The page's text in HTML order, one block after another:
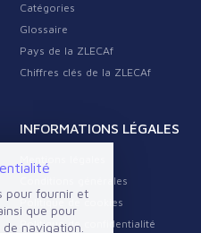
Catégories
Glossaire
Pays de la ZLECAf
Chiffres clés de la ZLECAf
INFORMATIONS LÉGALES
Conditions générales
Politique de cookies
Politique de confidentialité
pour fournir et
que pour
navigation.